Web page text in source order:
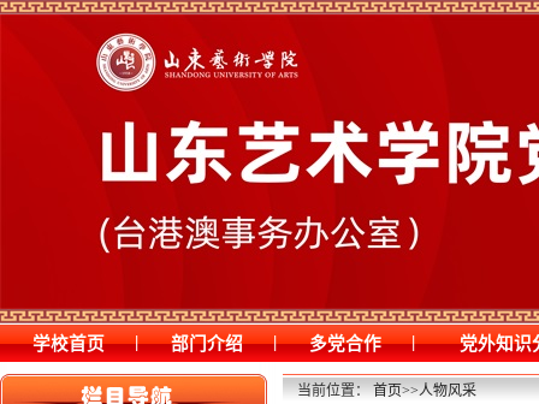
学校首页 | 部门介绍 | 多党合作 | 党外知识
当前位置：首页>>人物风采